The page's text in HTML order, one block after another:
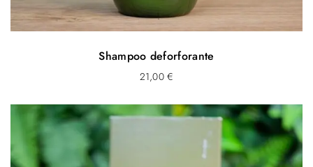
Shampoo deforforante
21,00€